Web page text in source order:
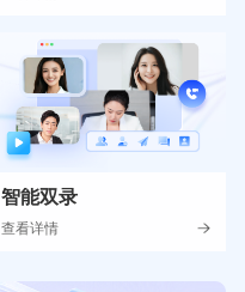
智能双录
查看详情